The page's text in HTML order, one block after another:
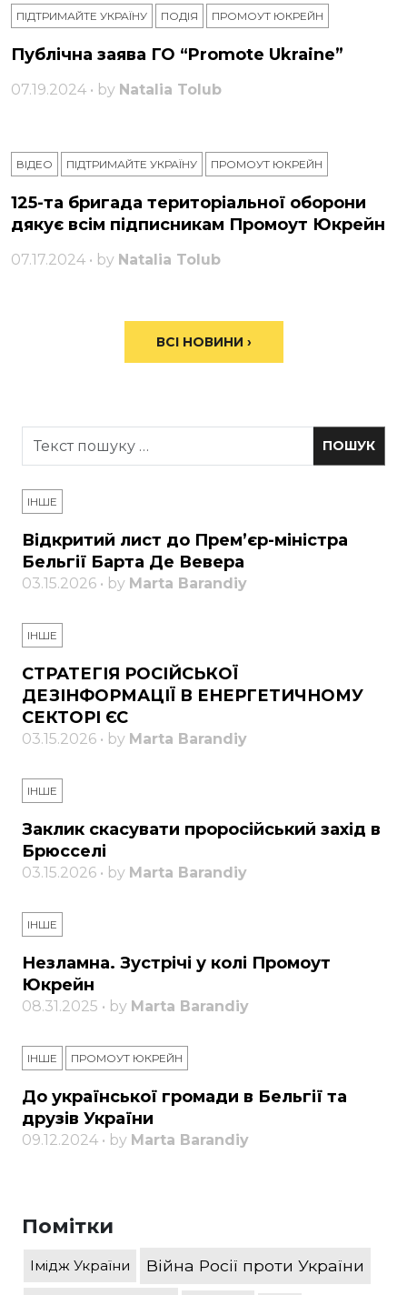
ПІДТРИМАЙТЕ УКРАЇНУ ПОДІЯ ПРОМОУТ ЮКРЕЙН
Публічна заява ГО “Promote Ukraine”
07.19.2024 • by Natalia Tolub
ВІДЕО ПІДТРИМАЙТЕ УКРАЇНУ ПРОМОУТ ЮКРЕЙН
125-та бригада територіальної оборони
дякує всім підписникам Промоут Юкрейн
07.17.2024 • by Natalia Tolub
ВСІ НОВИНИ ›
ІНШЕ
Відкритий лист до Прем’єр-міністра
Бельгії Барта Де Вевера
03.15.2026 • by Marta Barandiy
ІНШЕ
СТРАТЕГІЯ РОСІЙСЬКОЇ
ДЕЗІНФОРМАЦІЇ В ЕНЕРГЕТИЧНОМУ
СЕКТОРІ ЄС
03.15.2026 • by Marta Barandiy
ІНШЕ
Заклик скасувати проросійський захід в
Брюсселі
03.15.2026 • by Marta Barandiy
ІНШЕ
Незламна. Зустрічі у колі Промоут
Юкрейн
08.31.2025 • by Marta Barandiy
ІНШЕ ПРОМОУТ ЮКРЕЙН
До української громади в Бельгії та
друзів України
09.12.2024 • by Marta Barandiy
Помітки
Імідж України Війна Росії проти України